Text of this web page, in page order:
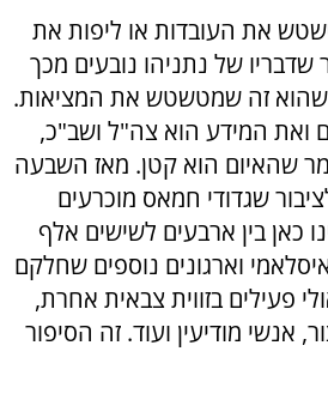
את העובדות או ליפות את
שדבריו של נתניהו נובעים מכך
זה שמטשטש את המציאות.
ואת המידע הוא צה"ל ושב"כ,
שהאיום הוא קטן. מאז השבעה
שגדודי חמאס מוכרעים
כאן בין ארבעים לשישים אלף
וארגונים נוספים שחלקם
פעילים בזווית צבאית אחרת,
אנשי מודיעין ועוד. זה הסיפור